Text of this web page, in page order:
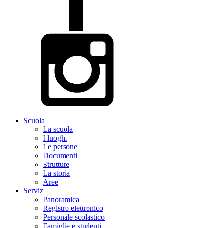
Scuola
La scuola
I luoghi
Le persone
Documenti
Strutture
La storia
Aree
Servizi
Panoramica
Registro elettronico
Personale scolastico
Famiglie e studenti